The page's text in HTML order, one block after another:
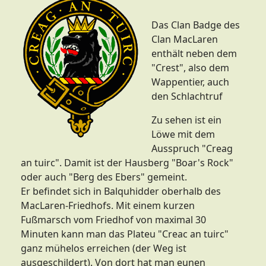
Das Clan Badge des
Clan MacLaren
enthält neben dem
"Crest", also dem
Wappentier, auch
den Schlachtruf
Zu sehen ist ein
Löwe mit dem
Ausspruch "Creag
an tuirc". Damit ist der Hausberg "Boar's Rock"
oder auch "Berg des Ebers" gemeint.
Er befindet sich in Balquhidder oberhalb des
MacLaren-Friedhofs. Mit einem kurzen
Fußmarsch vom Friedhof von maximal 30
Minuten kann man das Plateu "Creac an tuirc"
ganz mühelos erreichen (der Weg ist
ausgeschildert). Von dort hat man eunen